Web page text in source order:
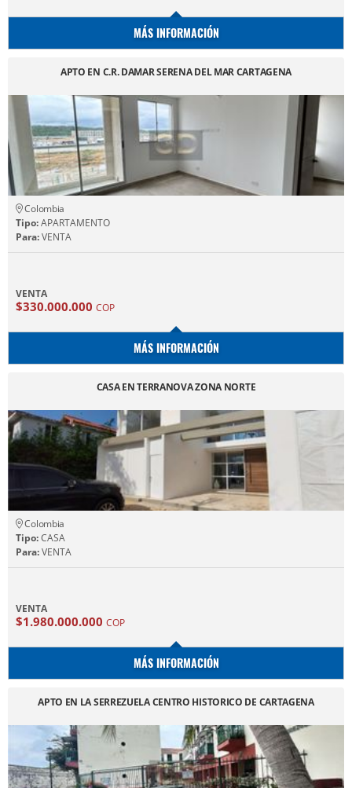
MÁS INFORMACIÓN
APTO EN C.R. DAMAR SERENA DEL MAR CARTAGENA
Colombia
Tipo:APARTAMENTO
Para:VENTA
VENTA
$330.000.000 COP
MÁS INFORMACIÓN
CASA EN TERRANOVA ZONA NORTE
Colombia
Tipo:CASA
Para:VENTA
VENTA
$1.980.000.000 COP
MÁS INFORMACIÓN
APTO EN LA SERREZUELA CENTRO HISTORICO DE CARTAGENA